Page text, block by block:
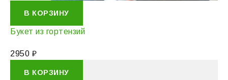
В КОРЗИНУ
Букет из гортензий
2950 ₽
В КОРЗИНУ